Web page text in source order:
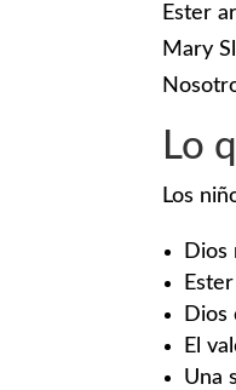
Ester
Mary
Lo
Los
Dios
Dios
El
Una